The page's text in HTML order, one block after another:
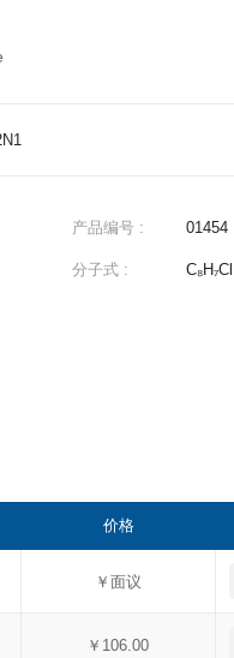
产品编号 : 01454
分子式 :
价格
￥面议
￥106.00